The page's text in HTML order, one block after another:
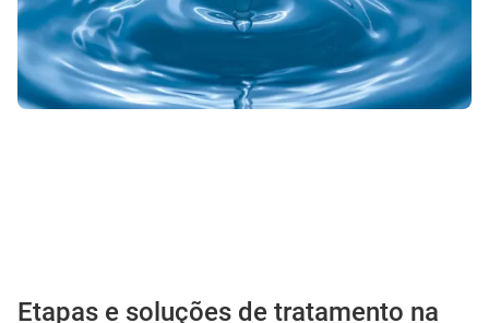
Etapas e soluções de tratamento na